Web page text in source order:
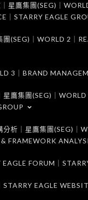
星鷹集團(SEG)｜
｜STARRY EAGLE
團(SEG)｜WORLD 2｜
3｜BRAND
鷹集團(SEG)｜
析｜星鷹集團(SEG)｜
FORUM｜
EAGLE